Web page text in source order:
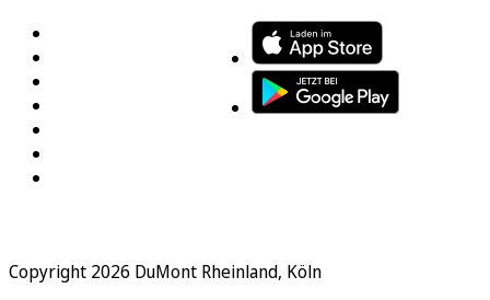
Copyright 2026 DuMont Rheinland, Köln